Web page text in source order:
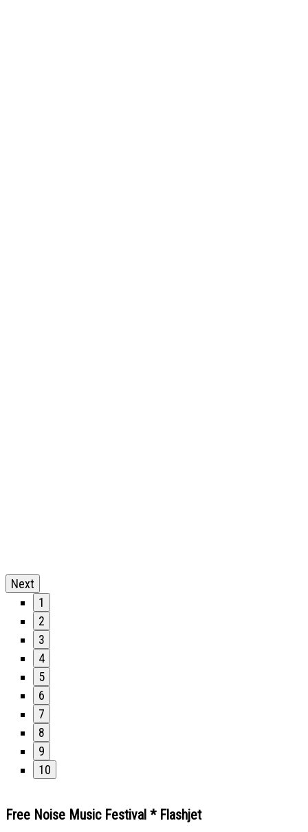
Next
1
2
3
4
5
6
7
8
9
10
Free Noise Music Festival * Flashjet